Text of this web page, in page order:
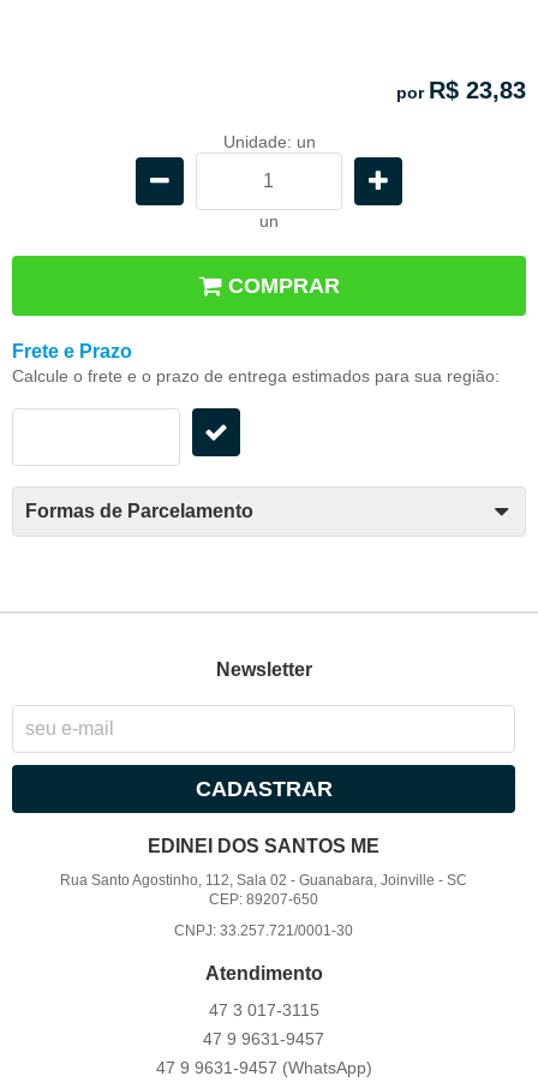
por R$ 23,83
Unidade: un
un
COMPRAR
Frete e Prazo
Calcule o frete e o prazo de entrega estimados para sua região:
Formas de Parcelamento
Newsletter
CADASTRAR
EDINEI DOS SANTOS ME
Rua Santo Agostinho, 112, Sala 02 -Guanabara, Joinville -SC
CEP: 89207-650
CNPJ: 33.257.721/0001-30
Atendimento
47 3 017-3115
47 9 9631-9457
47 9 9631-9457 (WhatsApp)